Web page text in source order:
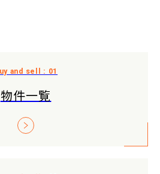
物件一覧